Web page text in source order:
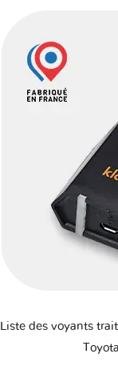
Liste des voyants